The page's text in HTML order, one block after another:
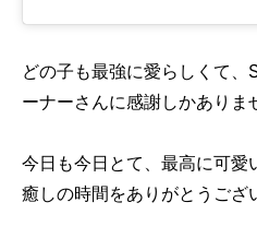
どの子も最強に愛らしくて
ーナーさんに感謝しかありま
今日も今日とて、最高に可愛
癒しの時間をありがとうござ